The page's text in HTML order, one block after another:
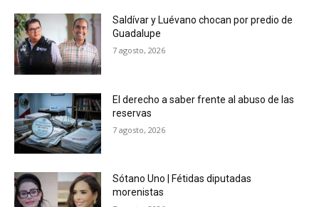
Saldívar y Luévano chocan por predio de
Guadalupe
7 agosto, 2026
El derecho a saber frente al abuso de las
reservas
7 agosto, 2026
Sótano Uno | Fétidas diputadas
morenistas